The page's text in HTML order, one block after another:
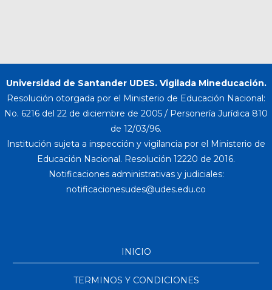
Universidad de Santander UDES. Vigilada Mineducación.
Resolución otorgada por el Ministerio de Educación Nacional:
No. 6216 del 22 de diciembre de 2005 / Personería Jurídica 810
de 12/03/96.
Institución sujeta a inspección y vigilancia por el Ministerio de
Educación Nacional. Resolución 12220 de 2016.
Notificaciones administrativas y judiciales:
INICIO
TERMINOS Y CONDICIONES